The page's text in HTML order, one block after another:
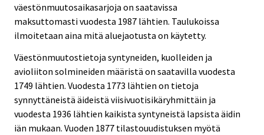
väestönmuutosaikasarjoja on saatavissa
maksuttomasti vuodesta 1987 lähtien. Taulukoissa
ilmoitetaan aina mitä aluejaotusta on käytetty.
Väestönmuutostietoja syntyneiden, kuolleiden ja
avioliiton solmineiden määristä on saatavilla vuodesta
1749 lähtien. Vuodesta 1773 lähtien on tietoja
synnyttäneistä äideistä viisivuotisikäryhmittäin ja
vuodesta 1936 lähtien kaikista syntyneistä lapsista äidin
iän mukaan. Vuoden 1877 tilastouudistuksen myötä